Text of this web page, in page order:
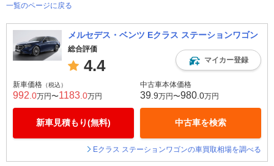
一覧のページに戻る
メルセデス・ベンツ Eクラス ステーションワゴン
総合評価
4.4 マイカー登録
新車価格 （税込）
992 .0万円〜1183 .0万円
新車見積もり(無料)
中古車本体価格
39 .9万円〜980 .0万円
中古車を検索
Eクラス ステーションワゴンの車買取相場を調べる